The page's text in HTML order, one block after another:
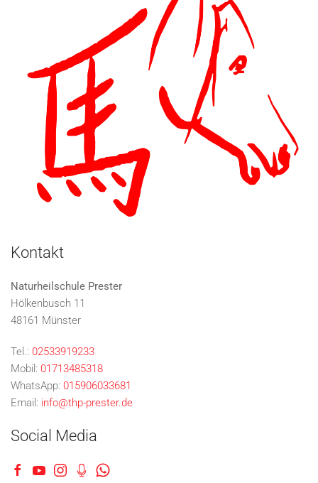
Kontakt
Naturheilschule Prester
Hölkenbusch 11
48161 Münster
Tel.: 02533919233
Mobil: 01713485318
WhatsApp: 015906033681
Email: info@thp-prester.de
Social Media